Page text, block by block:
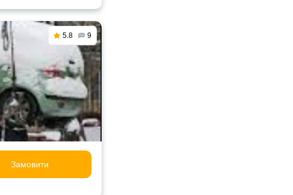
5.8 9
Замовити